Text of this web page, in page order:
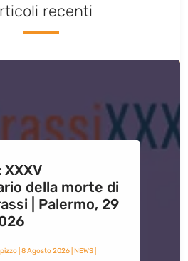
recenti
della morte di
| Palermo, 29
| 8 Agosto 2026| NEWS|